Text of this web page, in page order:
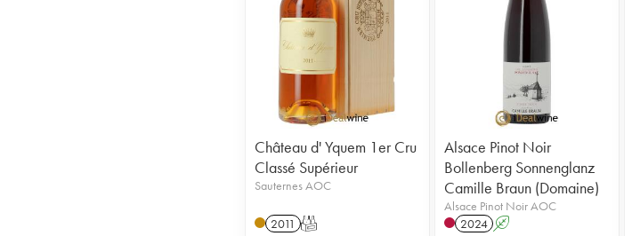
Château d' Yquem 1er Cru
Classé Supérieur
Sauternes AOC
2011 T
Alsace Pinot Noir
Bollenberg Sonnenglanz
Camille Braun (Domaine)
Alsace Pinot Noir AOC
2024 A